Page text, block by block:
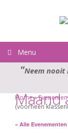
Menu
Neem nooit
Home»
(voorheen
Maand
« Alle Evenementen